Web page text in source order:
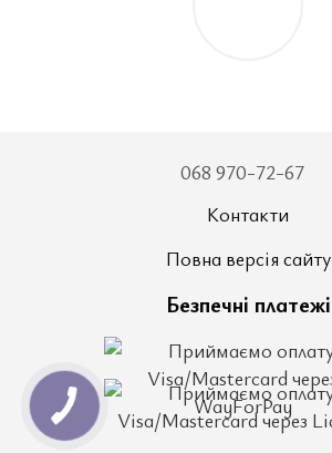
068 970-72-67
Контакти
Повна версія сайту
Безпечні платежі